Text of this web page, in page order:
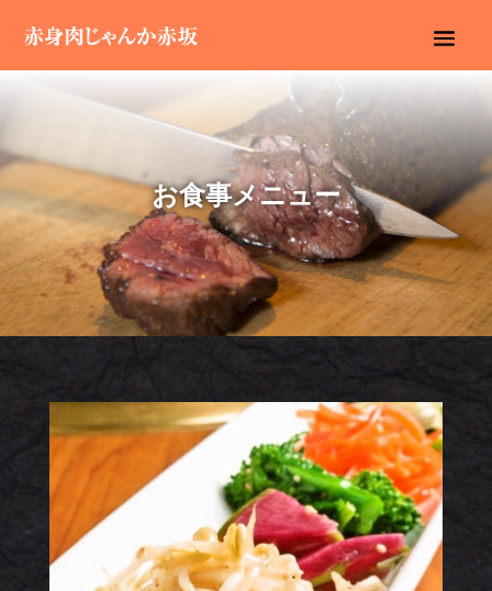
お食事メニュー